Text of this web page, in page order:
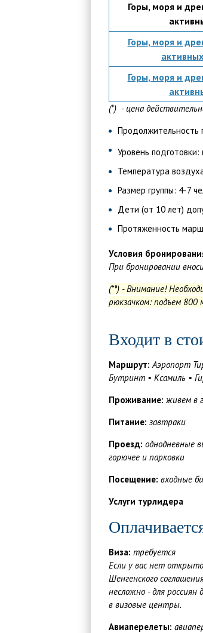
Горы, моря и
Горы, моря и
Горы, моря и
(*) - цена
Продолжительность
Уровень подготовки:
Температура
Размер группы: 4-7
Дети (от 10 лет)
Протяженность
Условия
При бронировании
(**) -Внимание!
рюкзачком: подъем 800
Входит в
Маршрут:Аэропорт
Бутринт • Ксамиль •
Проживание: живем в
Питание: завтраки
Проезд: однодневные
горючее и парковки
Посещение: входные
Услуги турлидера
Виза: требуется
Если у вас нет
Шенгенского
несложно - для россиян
в визовые центры.
Авиаперелеты: